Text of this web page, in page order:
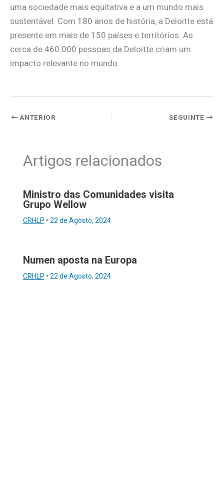
uma sociedade mais equitativa e a um mundo mais
sustentável. Com 180 anos de história, a Deloitte está
presente em mais de 150 países e territórios. As
cerca de 460.000 pessoas da Deloitte criam um
impacto relevante no mundo.
ANTERIOR SEGUINTE
Artigos relacionados
Ministro das Comunidades visita
Grupo Wellow
CRHLP • 22 de Agosto, 2024
Numen aposta na Europa
CRHLP • 22 de Agosto, 2024